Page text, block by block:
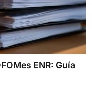
ENR: Guía